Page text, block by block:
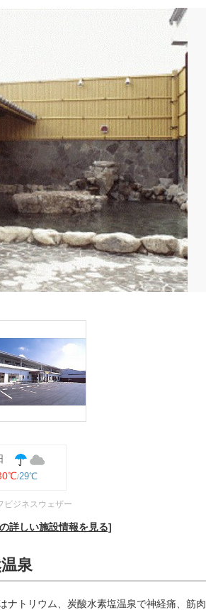
29℃
ビジネスウェザー
詳しい施設情報を見る]
泉
ナトリウム、炭酸水素塩温泉で神経痛、筋肉